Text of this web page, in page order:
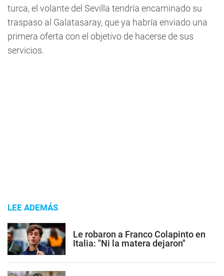
turca, el volante del Sevilla tendría encaminado su
traspaso al Galatasaray, que ya habría enviado una
primera oferta con el objetivo de hacerse de sus
servicios.
LEE ADEMÁS
Le robaron a Franco Colapinto en
Italia: "Ni la matera dejaron"